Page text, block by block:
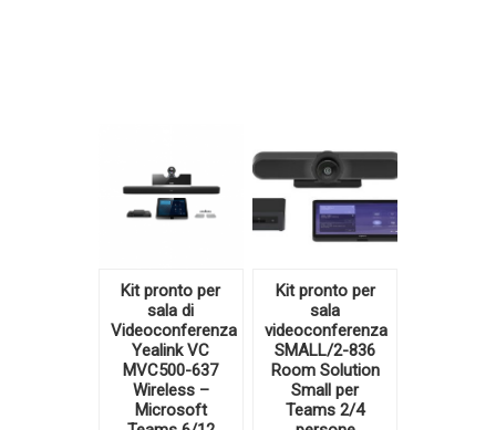
Kit pronto per
sala di
Videoconferenza
Yealink VC
MVC500-637
Wireless –
Microsoft
Kit pronto per
sala
videoconferenza
SMALL/2-836
Room Solution
Small per
Teams 2/4